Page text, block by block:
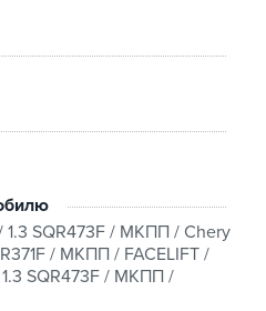
SQR473F / МКПП / Chery
/ МКПП / FACELIFT /
SQR473F / МКПП /